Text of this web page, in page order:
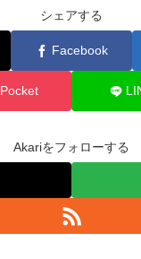
シェアする
Facebook
Pocket
Akariをフォローする